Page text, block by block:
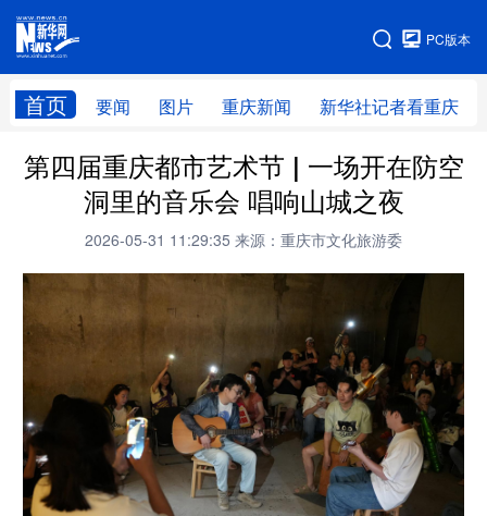
PC版本
首页 要闻 图片 重庆新闻 新华社记者看重庆
网站地图
第四届重庆都市艺术节 | 一场开在防空
洞里的音乐会 唱响山城之夜
2026-05-31 11:29:35 来源：重庆市文化旅游委